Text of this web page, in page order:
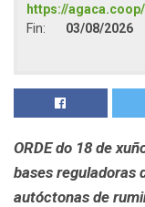
https://agaca.coop/
Fin: 03/08/2026
ORDE do 18 de
bases reguladoras
autóctonas de